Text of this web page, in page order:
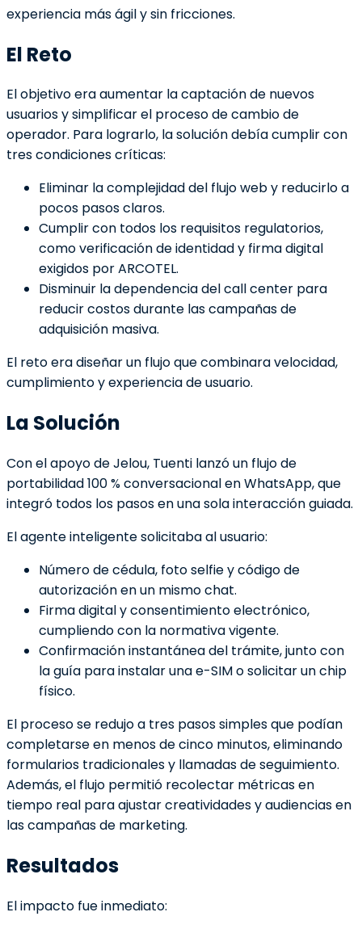
experiencia más ágil y sin fricciones.
El Reto
El objetivo era aumentar la captación de nuevos
usuarios y simplificar el proceso de cambio de
operador. Para lograrlo, la solución debía cumplir con
tres condiciones críticas:
Eliminar la complejidad del flujo web y reducirlo a
pocos pasos claros.
Cumplir con todos los requisitos regulatorios,
como verificación de identidad y firma digital
exigidos por ARCOTEL.
Disminuir la dependencia del call center para
reducir costos durante las campañas de
adquisición masiva.
El reto era diseñar un flujo que combinara velocidad,
cumplimiento y experiencia de usuario.
La Solución
Con el apoyo de Jelou, Tuenti lanzó un flujo de
portabilidad 100 % conversacional en WhatsApp, que
integró todos los pasos en una sola interacción guiada.
El agente inteligente solicitaba al usuario:
Número de cédula, foto selfie y código de
autorización en un mismo chat.
Firma digital y consentimiento electrónico,
cumpliendo con la normativa vigente.
Confirmación instantánea del trámite, junto con
la guía para instalar una e-SIM o solicitar un chip
físico.
El proceso se redujo a tres pasos simples que podían
completarse en menos de cinco minutos, eliminando
formularios tradicionales y llamadas de seguimiento.
Además, el flujo permitió recolectar métricas en
tiempo real para ajustar creatividades y audiencias en
las campañas de marketing.
Resultados
El impacto fue inmediato: